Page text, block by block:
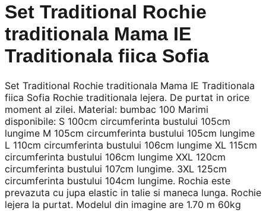
Set Traditional Rochie
traditionala Mama IE
Traditionala fiica Sofia
Set Traditional Rochie traditionala Mama IE Traditionala
fiica Sofia Rochie traditionala lejera. De purtat in orice
moment al zilei. Material: bumbac 100 Marimi
disponibile: S 100cm circumferinta bustului 105cm
lungime M 105cm circumferinta bustului 105cm lungime
L 110cm circumferinta bustului 106cm lungime XL 115cm
circumferinta bustului 106cm lungime XXL 120cm
circumferinta bustului 107cm lungime. 3XL 125cm
circumferinta bustului 104cm lungime. Rochia este
prevazuta cu jupa elastic in talie si maneca lunga. Rochie
lejera la purtat. Modelul din imagine are 1.70 m 60kg